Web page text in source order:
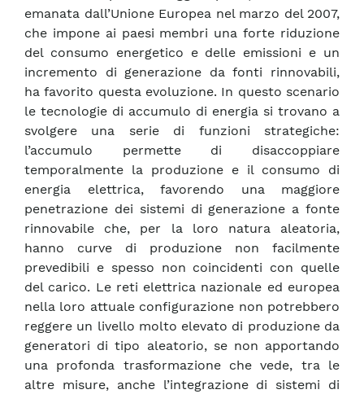
emanata dall’Unione Europea nel marzo del 2007,
che impone ai paesi membri una forte riduzione
del consumo energetico e delle emissioni e un
incremento di generazione da fonti rinnovabili,
ha favorito questa evoluzione. In questo scenario
le tecnologie di accumulo di energia si trovano a
svolgere una serie di funzioni strategiche:
l’accumulo permette di disaccoppiare
temporalmente la produzione e il consumo di
energia elettrica, favorendo una maggiore
penetrazione dei sistemi di generazione a fonte
rinnovabile che, per la loro natura aleatoria,
hanno curve di produzione non facilmente
prevedibili e spesso non coincidenti con quelle
del carico. Le reti elettrica nazionale ed europea
nella loro attuale configurazione non potrebbero
reggere un livello molto elevato di produzione da
generatori di tipo aleatorio, se non apportando
una profonda trasformazione che vede, tra le
altre misure, anche l’integrazione di sistemi di